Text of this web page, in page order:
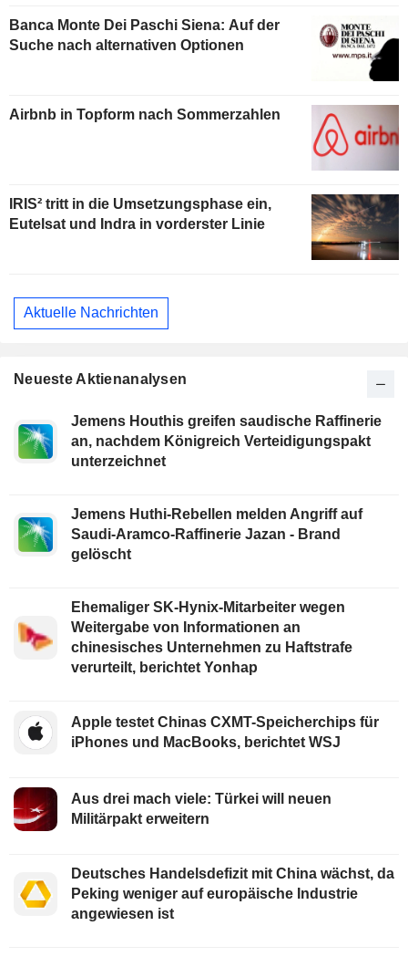
Banca Monte Dei Paschi Siena: Auf der
Suche nach alternativen Optionen
Airbnb in Topform nach Sommerzahlen
IRIS² tritt in die Umsetzungsphase ein,
Eutelsat und Indra in vorderster Linie
Aktuelle Nachrichten
Neueste Aktienanalysen
Jemens Houthis greifen saudische Raffinerie
an, nachdem Königreich Verteidigungspakt
unterzeichnet
Jemens Huthi-Rebellen melden Angriff auf
Saudi-Aramco-Raffinerie Jazan - Brand
gelöscht
Ehemaliger SK-Hynix-Mitarbeiter wegen
Weitergabe von Informationen an
chinesisches Unternehmen zu Haftstrafe
verurteilt, berichtet Yonhap
Apple testet Chinas CXMT-Speicherchips für
iPhones und MacBooks, berichtet WSJ
Aus drei mach viele: Türkei will neuen
Militärpakt erweitern
Deutsches Handelsdefizit mit China wächst, da
Peking weniger auf europäische Industrie
angewiesen ist